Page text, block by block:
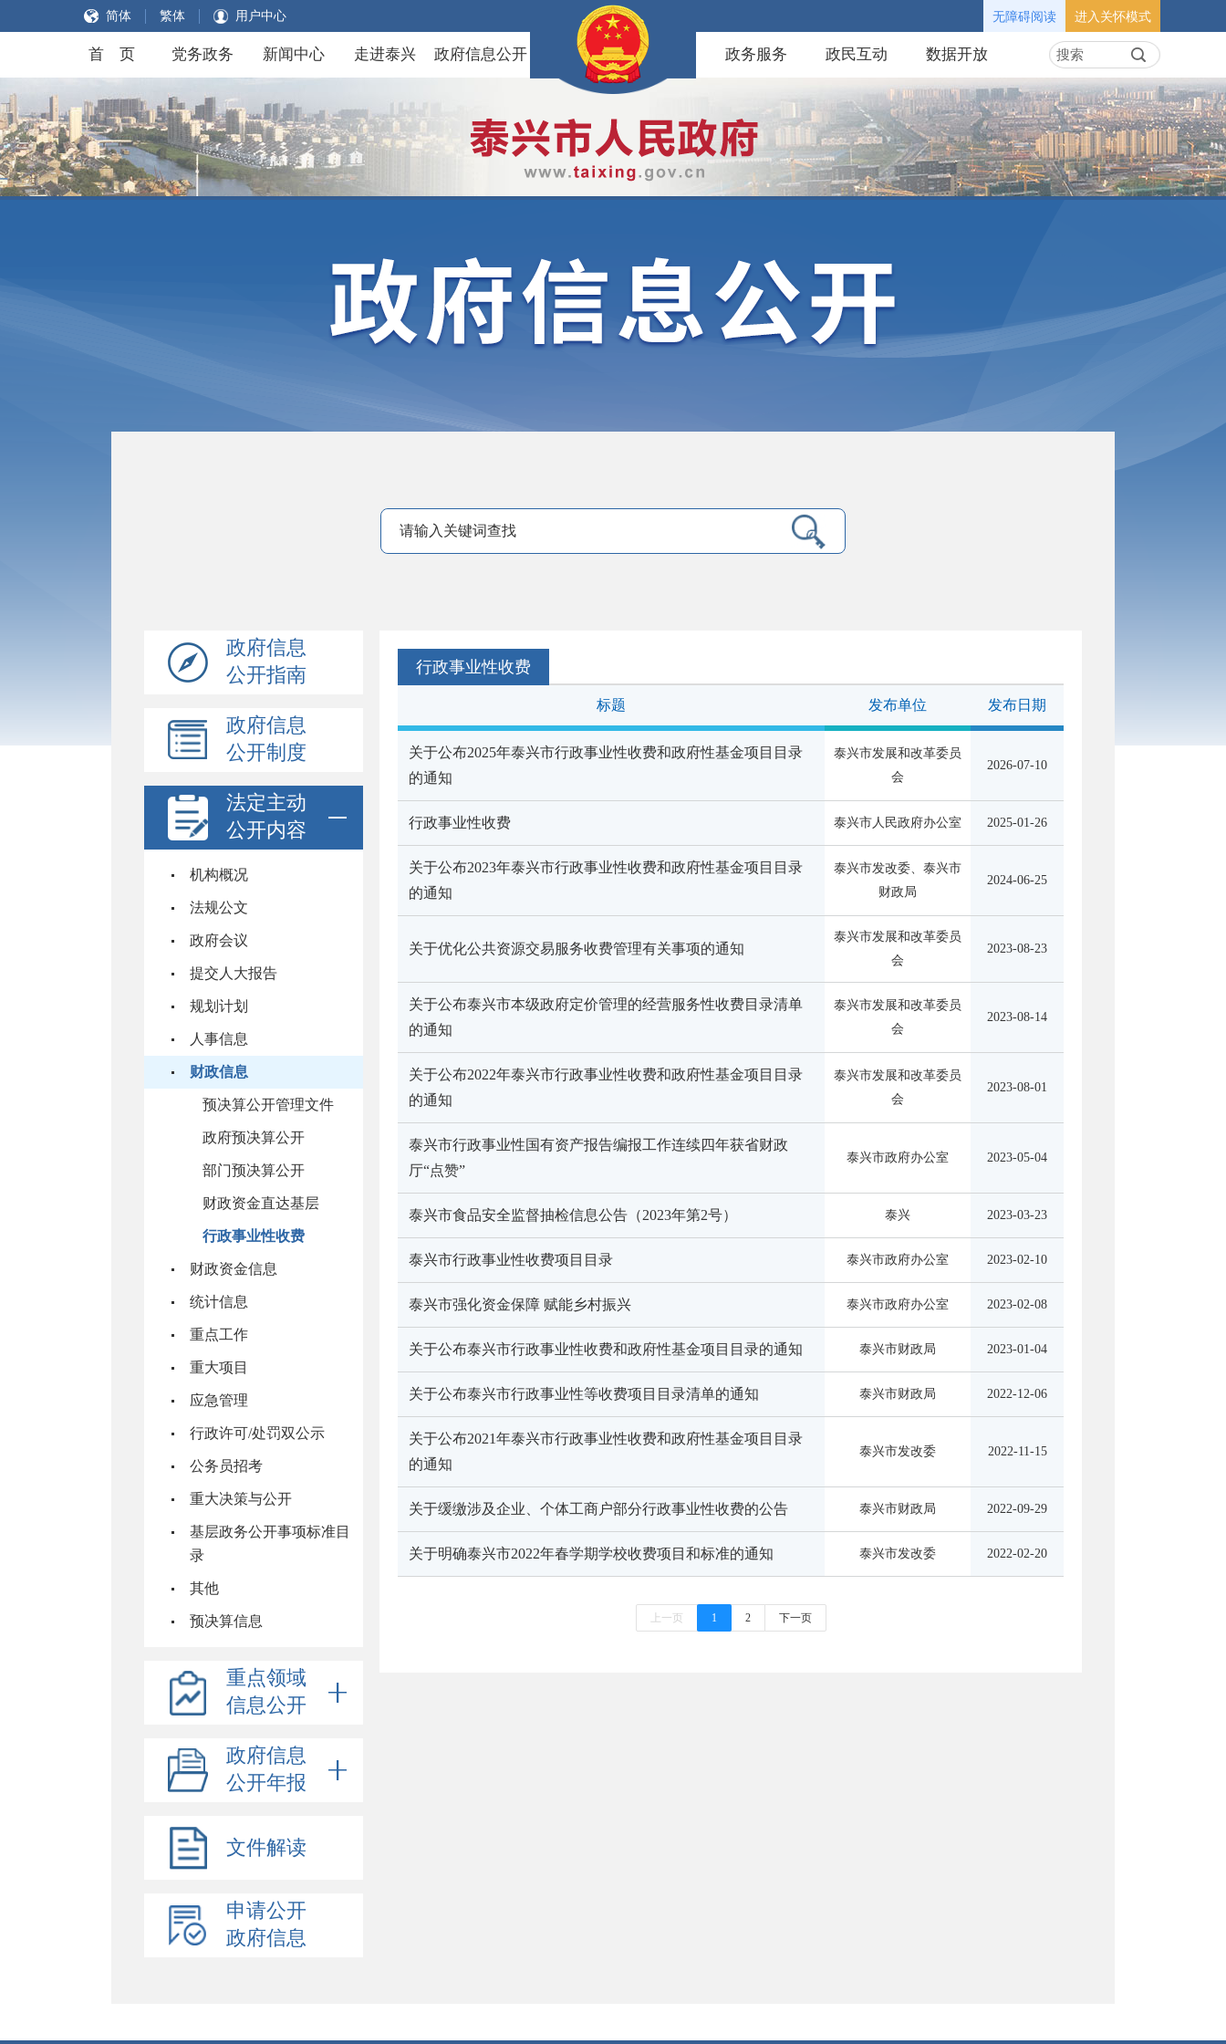
简体 繁体 用户中心 无障碍阅读 进入关怀模式
首 页 党务政务 新闻中心 走进泰兴 政府信息公开 政务服务 政民互动 数据开放
政府信息
公开指南
政府信息
公开制度
法定主动
公开内容
机构概况
法规公文
政府会议
提交人大报告
规划计划
人事信息
财政信息
预决算公开管理文件
政府预决算公开
部门预决算公开
财政资金直达基层
行政事业性收费
财政资金信息
统计信息
重点工作
重大项目
应急管理
行政许可/处罚双公示
公务员招考
重大决策与公开
基层政务公开事项标准目
录
其他
预决算信息
重点领域
信息公开
政府信息
公开年报
文件解读
申请公开
政府信息
行政事业性收费
标题 发布单位 发布日期
关于公布2025年泰兴市行政事业性收费和政府性基金项目目录
的通知
泰兴市发展和改革委员
会
2026-07-10
行政事业性收费 泰兴市人民政府办公室 2025-01-26
关于公布2023年泰兴市行政事业性收费和政府性基金项目目录
的通知
泰兴市发改委、泰兴市
财政局
2024-06-25
关于优化公共资源交易服务收费管理有关事项的通知
泰兴市发展和改革委员
会
2023-08-23
关于公布泰兴市本级政府定价管理的经营服务性收费目录清单
的通知
泰兴市发展和改革委员
会
2023-08-14
关于公布2022年泰兴市行政事业性收费和政府性基金项目目录
的通知
泰兴市发展和改革委员
会
2023-08-01
泰兴市行政事业性国有资产报告编报工作连续四年获省财政
厅“点赞”
泰兴市政府办公室 2023-05-04
泰兴市食品安全监督抽检信息公告 （2023年第2号） 泰兴 2023-03-23
泰兴市行政事业性收费项目目录 泰兴市政府办公室 2023-02-10
泰兴市强化资金保障 赋能乡村振兴 泰兴市政府办公室 2023-02-08
关于公布泰兴市行政事业性收费和政府性基金项目目录的通知 泰兴市财政局 2023-01-04
关于公布泰兴市行政事业性等收费项目目录清单的通知 泰兴市财政局 2022-12-06
关于公布2021年泰兴市行政事业性收费和政府性基金项目目录
的通知
泰兴市发改委 2022-11-15
关于缓缴涉及企业、个体工商户部分行政事业性收费的公告 泰兴市财政局 2022-09-29
关于明确泰兴市2022年春学期学校收费项目和标准的通知 泰兴市发改委 2022-02-20
上一页 1 2 下一页